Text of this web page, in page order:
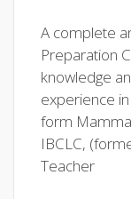
A complete
Preparation
knowledge
experience
form
IBCLC,
Teacher